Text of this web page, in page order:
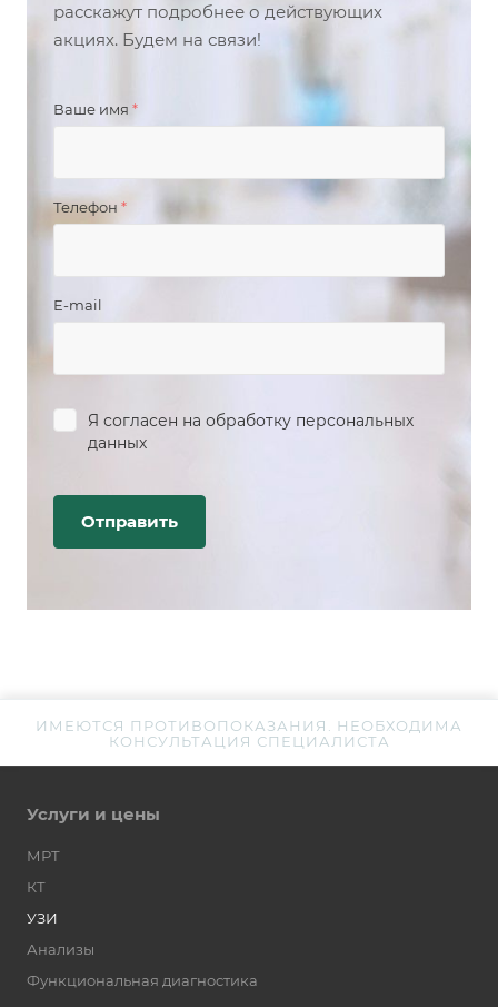
расскажут подробнее о действующих
акциях. Будем на связи!
Ваше имя *
Телефон *
E-mail
Я согласен на обработку персональных
данных
ИМЕЮТСЯ ПРОТИВОПОКАЗАНИЯ. НЕОБХОДИМА
КОНСУЛЬТАЦИЯ СПЕЦИАЛИСТА
Услуги и цены
МРТ
КТ
УЗИ
Анализы
Функциональная диагностика